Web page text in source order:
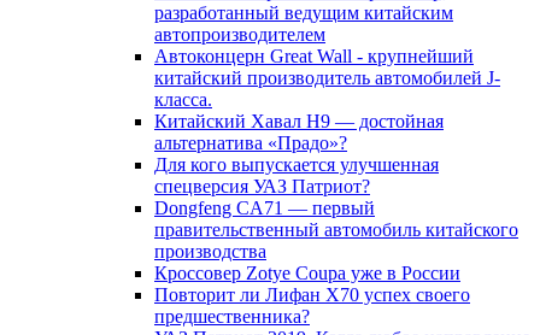
разработанный ведущим китайским
автопроизводителем
Автоконцерн Great Wall - крупнейший
китайский производитель автомобилей J-
класса.
Китайский Хавал H9 — достойная
альтернатива «Прадо»?
Для кого выпускается улучшенная
спецверсия УАЗ Патриот?
Dongfeng CA71 — первый
правительственный автомобиль китайского
производства
Кроссовер Zotye Coupa уже в России
Повторит ли Лифан Х70 успех своего
предшественника?